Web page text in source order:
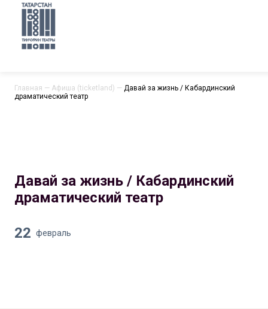
Главная — Афиша (ticketland) — Давай за жизнь / Кабардинский
драматический театр
Давай за жизнь / Кабардинский
драматический театр
22 февраль